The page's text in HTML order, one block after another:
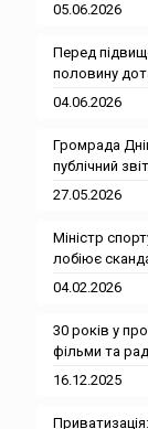
05.06.2026
Перед
половину
04.06.2026
Громрада
публічний
27.05.2026
Міністр
лобіює
04.02.2026
30 років у
фільми та
16.12.2025